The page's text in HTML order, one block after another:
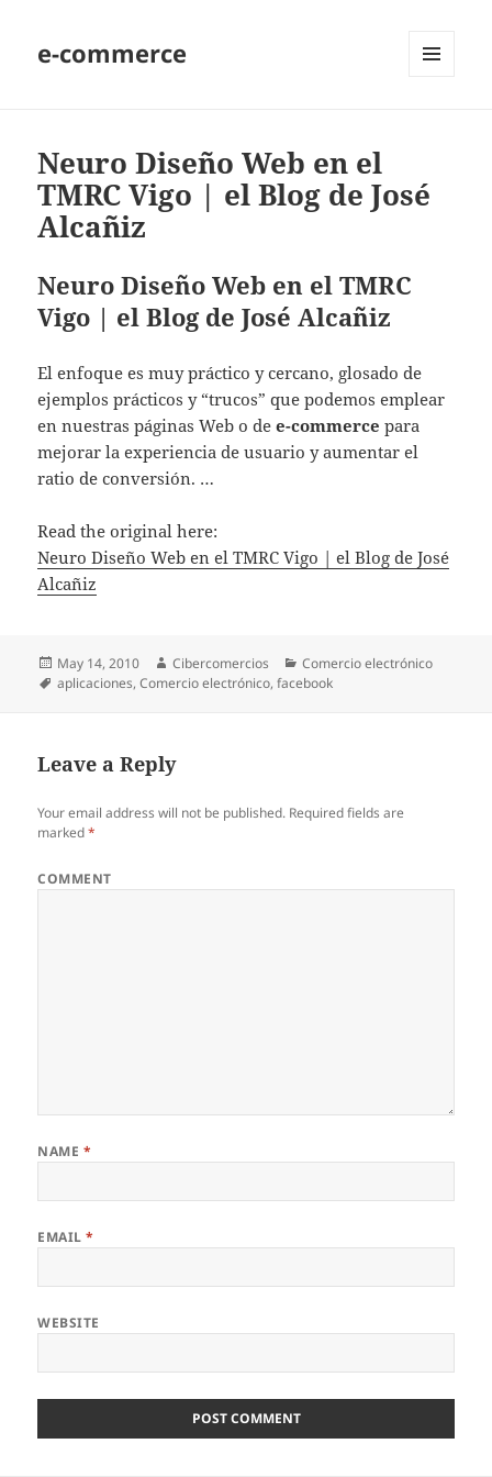
e-commerce
Neuro Diseño Web en el
TMRC Vigo | el Blog de José
Alcañiz
Neuro Diseño Web en el TMRC
Vigo | el Blog de José Alcañiz
El enfoque es muy práctico y cercano, glosado de
ejemplos prácticos y “trucos” que podemos emplear
en nuestras páginas Web o dee-commerce para
mejorar la experiencia de usuario y aumentar el
ratio de conversión. …
Read the original here:
Neuro Diseño Web en el TMRC Vigo | el Blog de José
Alcañiz
Posted
on
May 14, 2010 Author
Cibercomercios Categories
Comercio electrónico
Tags
aplicaciones,Comercio electrónico,facebook
Leave a Reply
Your email address will not be published. Required fields are
marked*
COMMENT
NAME *
EMAIL*
WEBSITE